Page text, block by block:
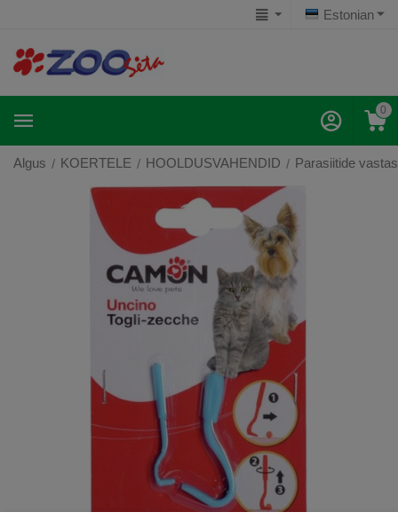
Estonian
0
Algus / KOERTELE / HOOLDUSVAHENDID / Parasiitide